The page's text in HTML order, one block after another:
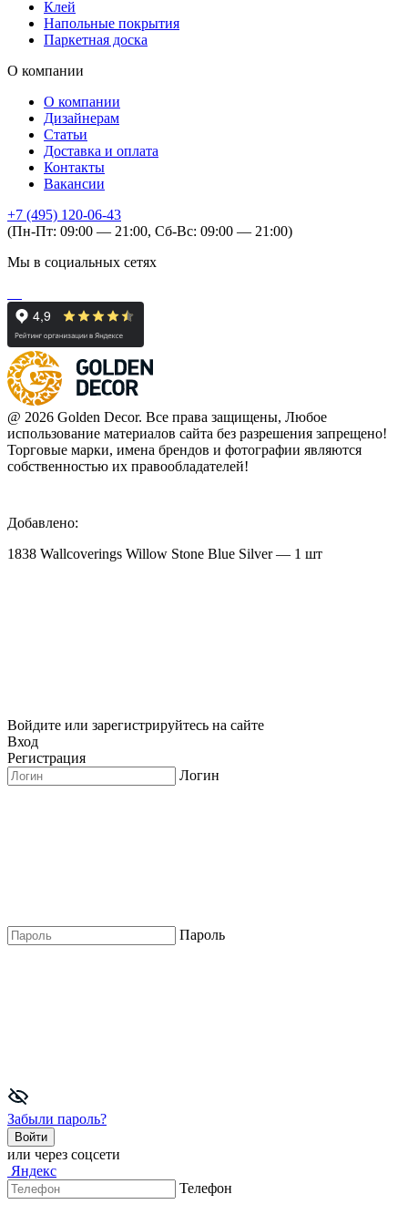
Клей
Напольные покрытия
Паркетная доска
О компании
О компании
Дизайнерам
Статьи
Доставка и оплата
Контакты
Вакансии
+7 (495) 120-06-43
(Пн-Пт: 09:00 — 21:00, Сб-Вс: 09:00 — 21:00)
Мы в социальных сетях
@ 2026 Golden Decor. Все права защищены, Любое
использование материалов сайта без разрешения запрещено!
Торговые марки, имена брендов и фотографии являются
собственностью их правообладателей!
Добавлено:
1838 Wallcoverings Willow Stone Blue Silver — 1 шт
Войдите или зарегистрируйтесь на сайте
Вход
Регистрация
Логин
Пароль
Забыли пароль?
Войти
или через соцсети
Яндекс
Телефон